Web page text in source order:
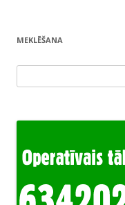
MEKLĒŠANA
for: